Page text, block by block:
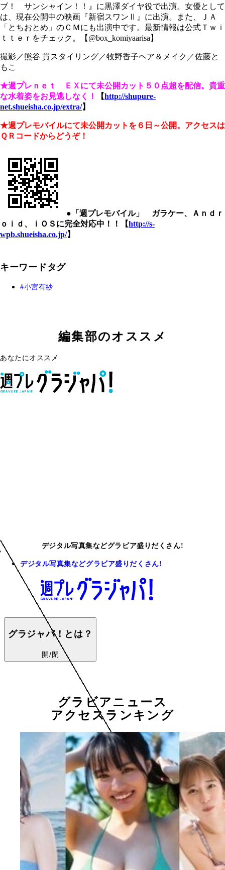
ブ！ サンシャイン！！』に黒澤ダイヤ役で出演。女優として
は、現在公開中の映画『新宿スワンⅡ』に出演。また、ＪＡ
「とちおとめ」のＣＭにも出演中です。最新情報は公式Ｔｗｉ
ｔｔｅｒをチェック。【@box_komiyaarisa】
撮影／熊谷 貫スタイリング／牧野香子ヘア＆メイク／佐藤と
もこ
★週プレｎｅｔ ＥＸにて未公開カット５０点超を配信。貴重
な水着姿をお見逃しなく！
【http://shupure-
net.shueisha.co.jp/extra/】
★週プレモバイルにて未公開カットを６日～公開。アクセスは
ＱＲコードからどうぞ！
●「週プレモバイル」 ガラケー、Ａｎｄｒ
ｏｉｄ、ｉＯＳに完全対応中！！【http://s-
wpb.shueisha.co.jp/】
キーワードタグ
小宮有紗
編集部のオススメ
あなたにオススメ
デジタル写真集などグラビア盛りだくさん!
デジタル写真集などグラビア盛りだくさん!
グラジャパ！とは？
開/閉
グラビアニュース
アクセスランキング